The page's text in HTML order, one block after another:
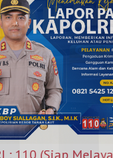
1 x 24 Jam)